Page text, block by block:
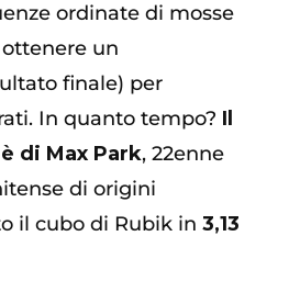
ordinate di mosse
un
finale) per
In quanto tempo? Il
di Max Park, 22enne
di origini
il cubo di Rubik in 3,13